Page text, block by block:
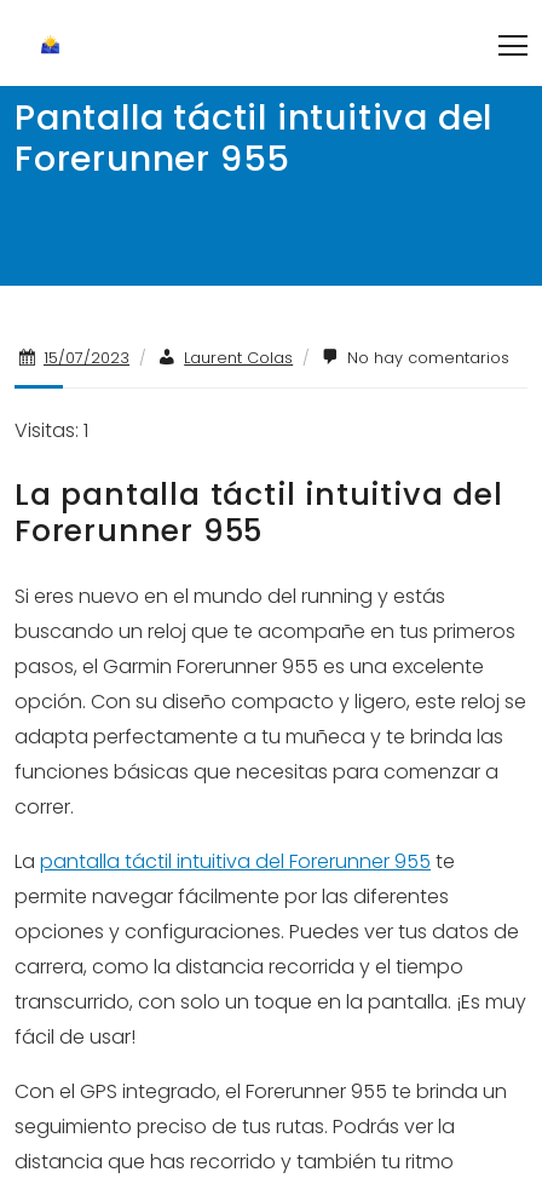
content
Pantalla táctil intuitiva del
Forerunner 955
15/07/2023 / Laurent Colas / No hay comentarios
Visitas: 1
La pantalla táctil intuitiva del
Forerunner 955
Si eres nuevo en el mundo del running y estás
buscando un reloj que te acompañe en tus primeros
pasos, el Garmin Forerunner 955 es una excelente
opción. Con su diseño compacto y ligero, este reloj se
adapta perfectamente a tu muñeca y te brinda las
funciones básicas que necesitas para comenzar a
correr.
La pantalla táctil intuitiva del Forerunner 955 te
permite navegar fácilmente por las diferentes
opciones y configuraciones. Puedes ver tus datos de
carrera, como la distancia recorrida y el tiempo
transcurrido, con solo un toque en la pantalla. ¡Es muy
fácil de usar!
Con el GPS integrado, el Forerunner 955 te brinda un
seguimiento preciso de tus rutas. Podrás ver la
distancia que has recorrido y también tu ritmo